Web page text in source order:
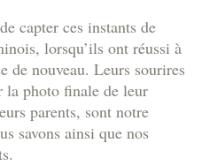
capter ces instants de
lorsqu’ils ont réussi à
de nouveau. Leurs sourires
la photo finale de leur
parents, sont notre
savons ainsi que nos